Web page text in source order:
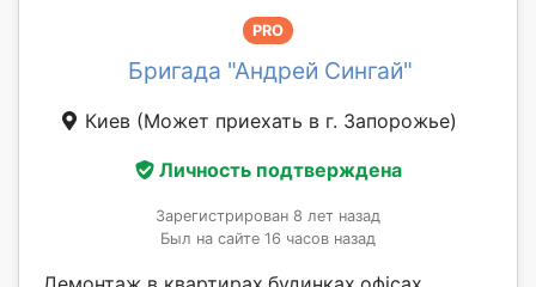
PRO
Бригада "Андрей Сингай"
Киев (Может приехать в г. Запорожье)
Личность подтверждена
Зарегистрирован 8 лет назад
Был на сайте 16 часов назад